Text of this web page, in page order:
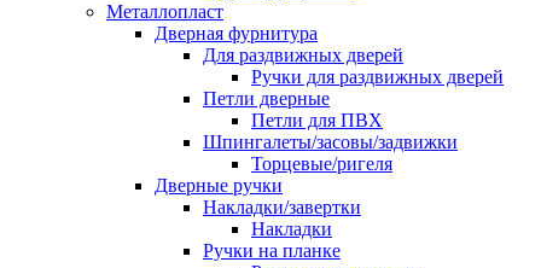
Металлопласт
Дверная фурнитура
Для раздвижных дверей
Ручки для раздвижных дверей
Петли дверные
Петли для ПВХ
Шпингалеты/засовы/задвижки
Торцевые/ригеля
Дверные ручки
Накладки/завертки
Накладки
Ручки на планке